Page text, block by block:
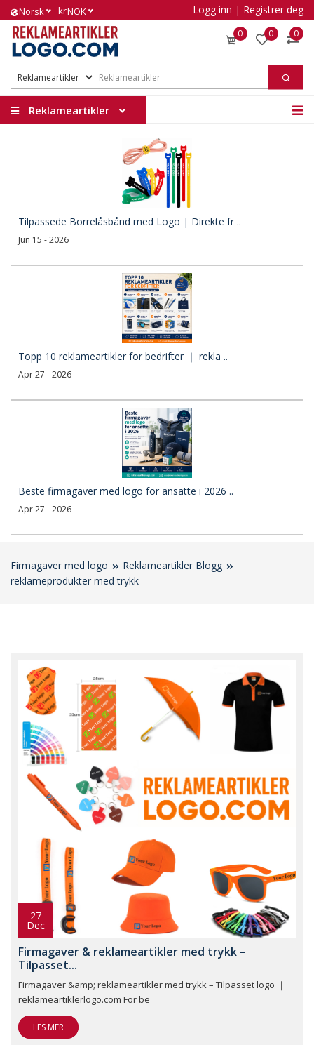
Norsk krNOK Logg inn | Registrer deg
0 0 0
Reklameartikler
Tilpassede Borrelåsbånd med Logo | Direkte fr ..
Jun 15 - 2026
Topp 10 reklameartikler for bedrifter ｜ rekla ..
Apr 27 - 2026
Beste firmagaver med logo for ansatte i 2026 ..
Apr 27 - 2026
Firmagaver med logo
Reklameartikler Blogg
reklameprodukter med trykk
27
Dec
Firmagaver & reklameartikler med trykk –
Tilpasset...
Firmagaver &amp; reklameartikler med trykk – Tilpasset logo ｜
reklameartiklerlogo.com For be
LES MER